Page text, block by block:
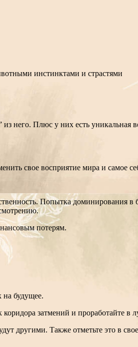
инстинктами и страстями
из него. Плюс у них есть
свое восприятие мира и самое
Попытка доминирования
потерям.
будущее.
затмений и проработайте в
другими. Также отметьте это в